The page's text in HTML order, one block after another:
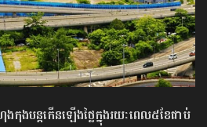
កុងបន្តកើនឡើងថ្លៃក្នុងរយៈពេល៥ខែជាប់